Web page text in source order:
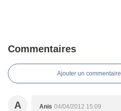
Commentaires
Ajouter un commentaire
A Anis 04/04/2012 15:09